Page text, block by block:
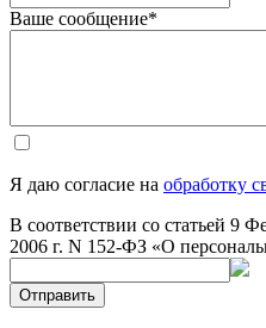
Ваше сообщение*
Я даю согласие на обработку
В соответствии со статьей 9
2006 г. N 152-ФЗ «О
Отправить